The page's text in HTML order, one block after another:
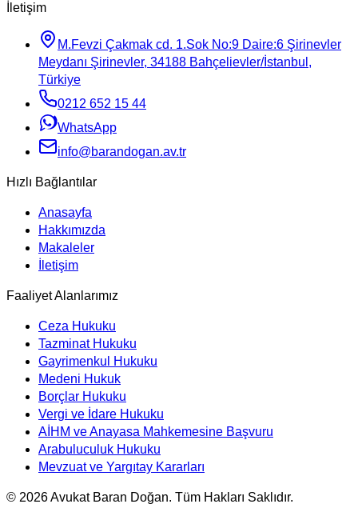
İletişim
M.Fevzi Çakmak cd. 1.Sok No:9 Daire:6 Şirinevler
Meydanı Şirinevler, 34188 Bahçelievler/İstanbul,
Türkiye
0212 652 15 44
WhatsApp
info@barandogan.av.tr
Hızlı Bağlantılar
Anasayfa
Hakkımızda
Makaleler
İletişim
Faaliyet Alanlarımız
Ceza Hukuku
Tazminat Hukuku
Gayrimenkul Hukuku
Medeni Hukuk
Borçlar Hukuku
Vergi ve İdare Hukuku
AİHM ve Anayasa Mahkemesine Başvuru
Arabuluculuk Hukuku
Mevzuat ve Yargıtay Kararları
© 2026Avukat Baran Doğan. Tüm Hakları Saklıdır.